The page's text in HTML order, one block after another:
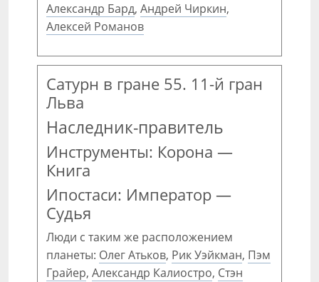
Александр Бард, Андрей Чиркин,
Алексей Романов
Сатурн в гране 55. 11-й гран
Льва
Наследник-правитель
Инструменты: Корона —
Книга
Ипостаси: Император —
Судья
Люди с таким же расположением
планеты: Олег Атьков, Рик Уэйкман, Пэм
Грайер, Александр Калиостро, Стэн